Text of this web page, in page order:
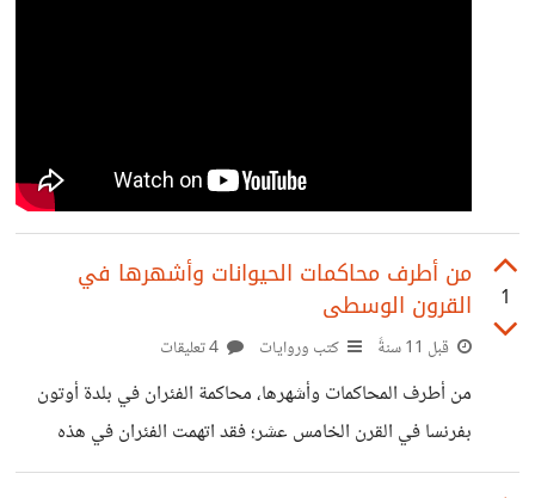
1
من أطرف محاكمات الحيوانات وأشهرها في
القرون الوسطى
قبل 11 سنةً كتب وروايات
من أطرف المحاكمات وأشهرها، محاكمة الفئران في بلدة أوتون
بفرنسا في القرن الخامس عشر؛ فقد اتهمت الفئران في هذه
القرية بالتجمهر في الشوارع بشكل مزعج مقلق للراحة. وتقدم